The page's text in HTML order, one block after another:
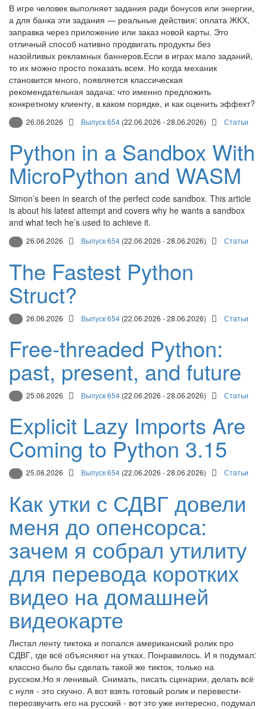
В игре человек выполняет задания ради бонусов или энергии,
а для банка эти задания — реальные действия: оплата ЖКХ,
заправка через приложение или заказ новой карты. Это
отличный способ нативно продвигать продукты без
назойливых рекламных баннеров.Если в играх мало заданий,
то их можно просто показать всем. Но когда механик
становится много, появляется классическая
рекомендательная задача: что именно предложить
конкретному клиенту, в каком порядке, и как оценить эффект?
26.06.2026 Выпуск 654 (22.06.2026 - 28.06.2026) Статьи
Python in a Sandbox With
MicroPython and WASM
Simon’s been in search of the perfect code sandbox. This article
is about his latest attempt and covers why he wants a sandbox
and what tech he’s used to achieve it.
26.06.2026 Выпуск 654 (22.06.2026 - 28.06.2026) Статьи
The Fastest Python
Struct?
26.06.2026 Выпуск 654 (22.06.2026 - 28.06.2026) Статьи
Free-threaded Python:
past, present, and future
25.06.2026 Выпуск 654 (22.06.2026 - 28.06.2026) Статьи
Explicit Lazy Imports Are
Coming to Python 3.15
25.06.2026 Выпуск 654 (22.06.2026 - 28.06.2026) Статьи
Как утки с СДВГ довели
меня до опенсорса:
зачем я собрал утилиту
для перевода коротких
видео на домашней
видеокарте
Листал ленту тиктока и попался американский ролик про
СДВГ, где всё объясняют на утках. Понравилось. И я подумал:
классно было бы сделать такой же тикток, только на
русском.Но я ленивый. Снимать, писать сценарии, делать всё
с нуля - это скучно. А вот взять готовый ролик и перевести-
переозвучить его на русский - вот это уже интересно, подумал